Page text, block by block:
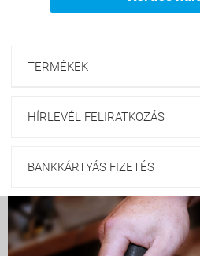
TERMÉKEK
HÍRLEVÉL FELIRATKOZÁS
BANKKÁRTYÁS FIZETÉS